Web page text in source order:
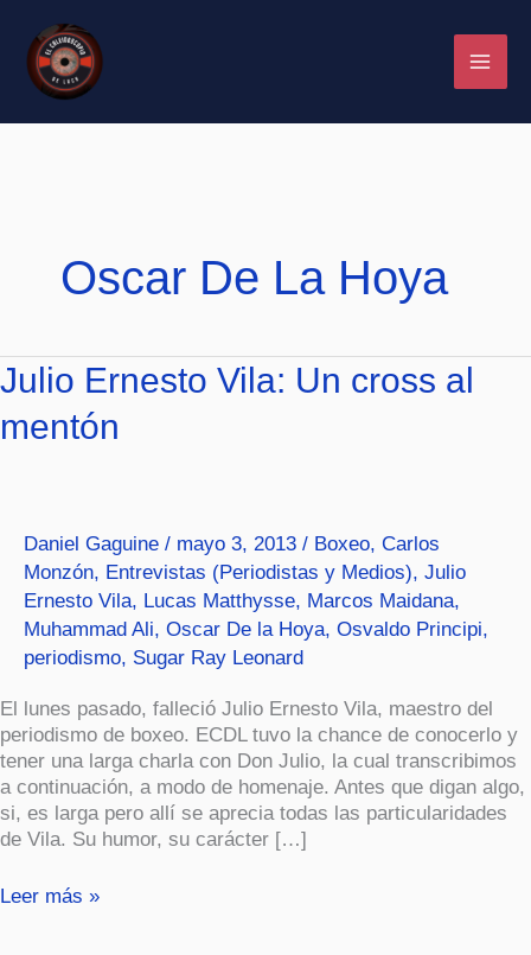
contenido
Oscar De La Hoya
Julio Ernesto Vila: Un cross al
mentón
Daniel Gaguine / mayo 3, 2013 / Boxeo, Carlos
Monzón, Entrevistas (Periodistas y Medios), Julio
Ernesto Vila, Lucas Matthysse, Marcos Maidana,
Muhammad Ali, Oscar De la Hoya, Osvaldo Principi,
periodismo, Sugar Ray Leonard
El lunes pasado, falleció Julio Ernesto Vila, maestro del
periodismo de boxeo. ECDL tuvo la chance de conocerlo y
tener una larga charla con Don Julio, la cual transcribimos
a continuación, a modo de homenaje. Antes que digan algo,
si, es larga pero allí se aprecia todas las particularidades
de Vila. Su humor, su carácter […]
Julio
Ernesto
Vila:
Un
Leer más »